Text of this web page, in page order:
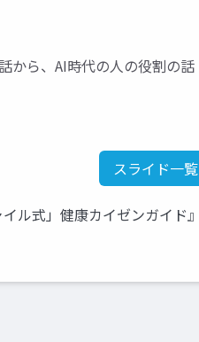
から、AI時代の人の役割の話
スライド一覧
ル式」健康カイゼンガイド』